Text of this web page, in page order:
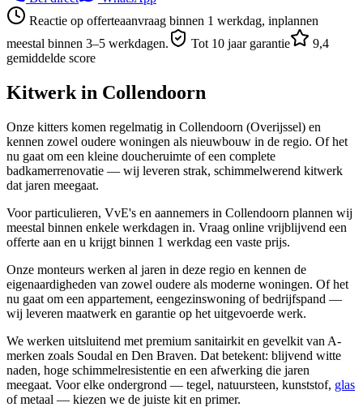
Reactie op offerteaanvraag binnen 1 werkdag, inplannen
meestal binnen 3–5 werkdagen.
Tot 10 jaar garantie
9,4
gemiddelde score
Kitwerk in Collendoorn
Onze kitters komen regelmatig in Collendoorn (Overijssel) en
kennen zowel oudere woningen als nieuwbouw in de regio. Of het
nu gaat om een kleine doucheruimte of een complete
badkamerrenovatie — wij leveren strak, schimmelwerend kitwerk
dat jaren meegaat.
Voor particulieren, VvE's en aannemers in Collendoorn plannen wij
meestal binnen enkele werkdagen in. Vraag online vrijblijvend een
offerte aan en u krijgt binnen 1 werkdag een vaste prijs.
Onze monteurs werken al jaren in deze regio en kennen de
eigenaardigheden van zowel oudere als moderne woningen. Of het
nu gaat om een appartement, eengezinswoning of bedrijfspand —
wij leveren maatwerk en garantie op het uitgevoerde werk.
We werken uitsluitend met premium sanitairkit en gevelkit van A-
merken zoals Soudal en Den Braven. Dat betekent: blijvend witte
naden, hoge schimmelresistentie en een afwerking die jaren
meegaat. Voor elke ondergrond — tegel, natuursteen, kunststof, glas
of metaal — kiezen we de juiste kit en primer.